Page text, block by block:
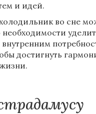
и идей.
во сне
достигнуть